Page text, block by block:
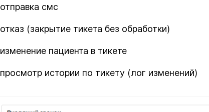
отправка смс
отказ (закрытие тикета без обработки)
изменение пациента в тикете
просмотр истории по тикету (лог изменений)